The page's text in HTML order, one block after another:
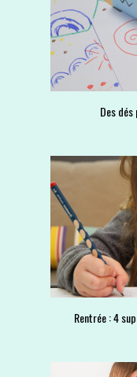
Des
Rentrée : 4